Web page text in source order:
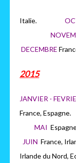
Italie.
DECEMBRE
2015
JANVIER -
France,
MAI
JUIN France,
Irlande du